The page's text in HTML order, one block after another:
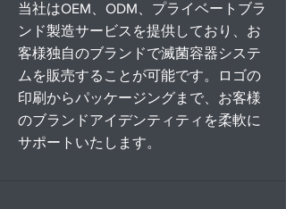
当社はOEM、ODM、プライベートブラ
ンド製造サービスを提供しており、お
客様独自のブランドで滅菌容器システ
ムを販売することが可能です。ロゴの
印刷からパッケージングまで、お客様
のブランドアイデンティティを柔軟に
サポートいたします。